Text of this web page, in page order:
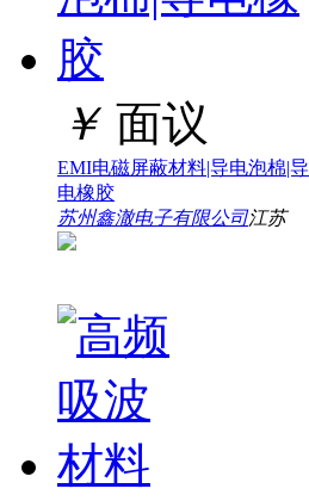
￥ 面议
EMI电磁屏蔽材料|导电泡棉|导
电橡胶
苏州鑫澈电子有限公司江苏